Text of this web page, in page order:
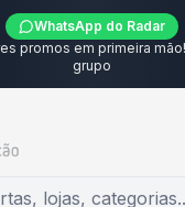
WhatsApp do Radar
promos em primeira
grupo